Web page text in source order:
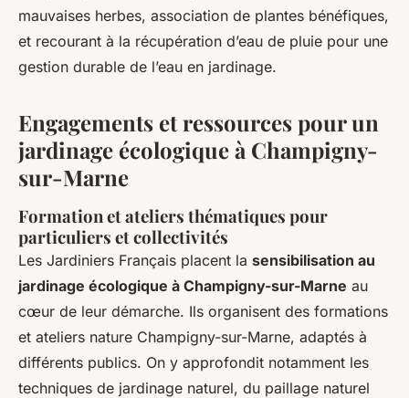
mauvaises herbes, association de plantes bénéfiques,
et recourant à la récupération d’eau de pluie pour une
gestion durable de l’eau en jardinage.
Engagements et ressources pour un
jardinage écologique à Champigny-
sur-Marne
Formation et ateliers thématiques pour
particuliers et collectivités
Les Jardiniers Français placent la sensibilisation au
jardinage écologique à Champigny-sur-Marne au
cœur de leur démarche. Ils organisent des formations
et ateliers nature Champigny-sur-Marne, adaptés à
différents publics. On y approfondit notamment les
techniques de jardinage naturel, du paillage naturel